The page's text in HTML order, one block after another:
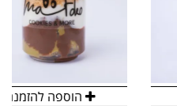
הוספה להזמנה